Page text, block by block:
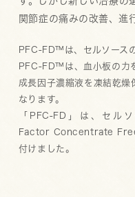
関節症の痛みの改善、進
PFC-FD™は、セルソース
PFC-FD™は、血小板の力
成長因子濃縮液を凍結乾燥
なります。
「PFC-FD」は、セル
Factor Concentrate
付けました。